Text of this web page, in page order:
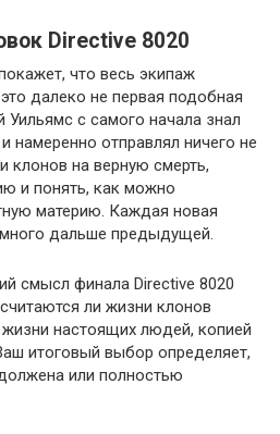
Directive 8020
что весь экипаж
далеко не первая подобная
с самого начала знал
намеренно отправлял ничего не
на верную смерть,
и понять, как можно
материю. Каждая новая
дальше предыдущей.
смысл финала Directive 8020
ли жизни клонов
настоящих людей, копией
итоговый выбор определяет,
или полностью